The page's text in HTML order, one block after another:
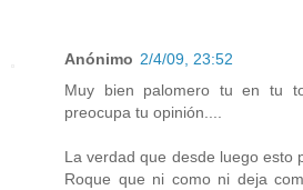
Anónimo 2/4/09, 23:52
Muy bien palomero tu en tu
preocupa tu opinión....
La verdad que desde luego esto
Roque que ni como ni deja